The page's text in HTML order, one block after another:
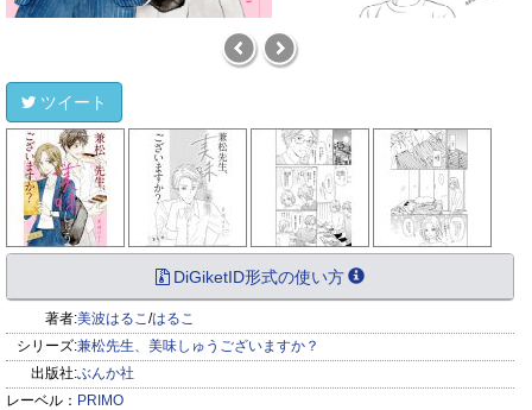
ツイート
DiGiketID形式の使い方
著者:美波はるこ/はるこ
シリーズ:兼松先生、美味しゅうございますか？
出版社:ぶんか社
レーベル： PRIMO